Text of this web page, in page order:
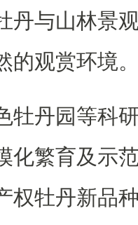
丹与山林景
的观赏环境
丹园等科研
化繁育及示
权牡丹新品